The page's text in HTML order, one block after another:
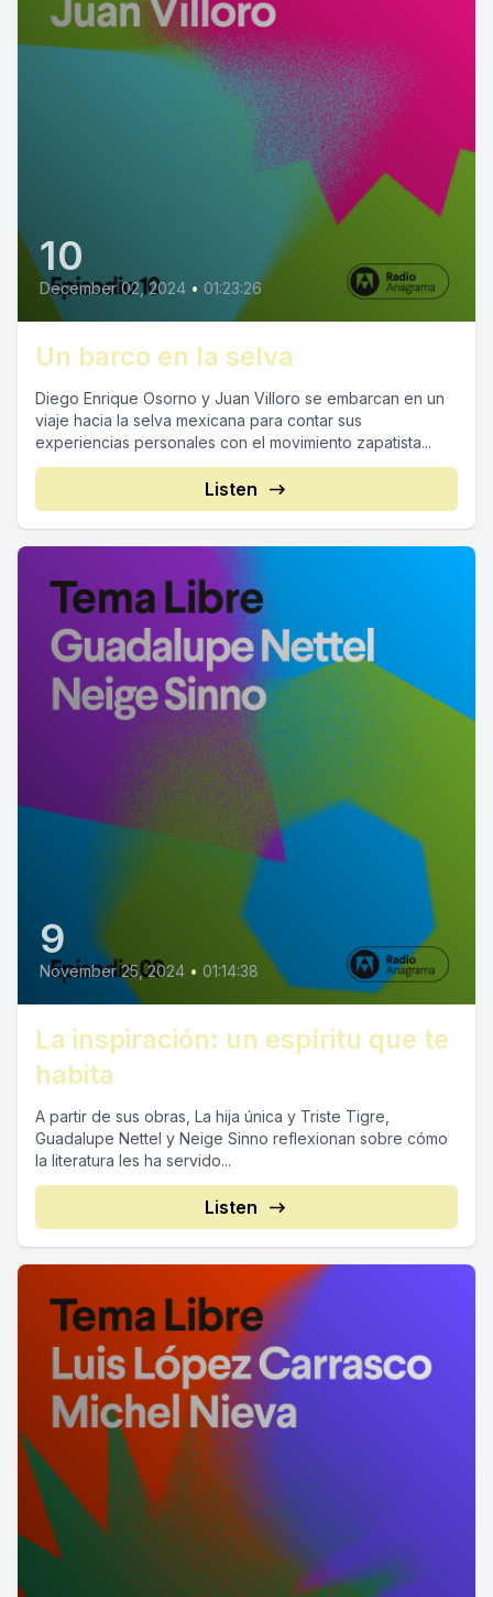
10
December 02, 2024 • 01:23:26
Un barco en la selva
Diego Enrique Osorno y Juan Villoro se embarcan en un
viaje hacia la selva mexicana para contar sus
experiencias personales con el movimiento zapatista...
Listen
9
November 25, 2024 • 01:14:38
La inspiración: un espíritu que te
habita
A partir de sus obras, La hija única y Triste Tigre,
Guadalupe Nettel y Neige Sinno reflexionan sobre cómo
la literatura les ha servido...
Listen